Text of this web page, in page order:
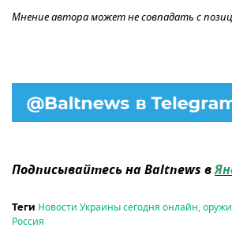
Мнение автора может не совпадать с
Подписывайтесь на Baltnews в
Теги Новости Украины сегодня онлайн,
Россия